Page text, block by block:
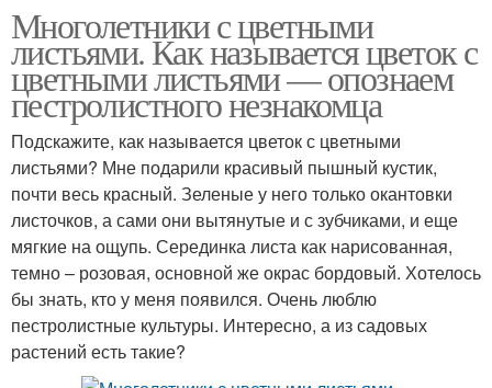
Многолетники с цветными
листьями. Как называется цветок с
цветными листьями — опознаем
пестролистного незнакомца
Подскажите, как называется цветок с цветными
листьями? Мне подарили красивый пышный кустик,
почти весь красный. Зеленые у него только окантовки
листочков, а сами они вытянутые и с зубчиками, и еще
мягкие на ощупь. Серединка листа как нарисованная,
темно – розовая, основной же окрас бордовый. Хотелось
бы знать, кто у меня появился. Очень люблю
пестролистные культуры. Интересно, а из садовых
растений есть такие?